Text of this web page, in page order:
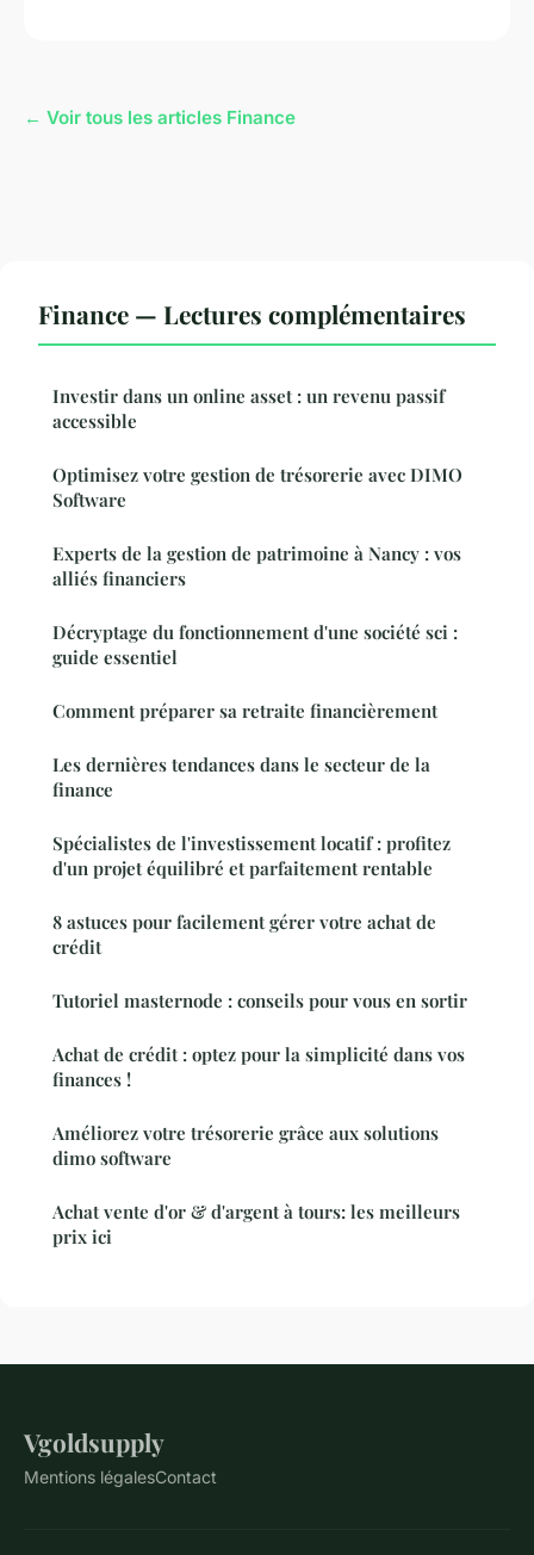
← Voir tous les articles Finance
Finance — Lectures complémentaires
Investir dans un online asset : un revenu passif
accessible
Optimisez votre gestion de trésorerie avec DIMO
Software
Experts de la gestion de patrimoine à Nancy : vos
alliés financiers
Décryptage du fonctionnement d'une société sci :
guide essentiel
Comment préparer sa retraite financièrement
Les dernières tendances dans le secteur de la
finance
Spécialistes de l'investissement locatif : profitez
d'un projet équilibré et parfaitement rentable
8 astuces pour facilement gérer votre achat de
crédit
Tutoriel masternode : conseils pour vous en sortir
Achat de crédit : optez pour la simplicité dans vos
finances !
Améliorez votre trésorerie grâce aux solutions
dimo software
Achat vente d'or & d'argent à tours: les meilleurs
prix ici
Vgoldsupply
Mentions légalesContact